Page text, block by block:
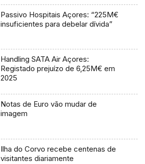
Passivo Hospitais Açores: “225M€
insuficientes para debelar dívida”
Handling SATA Air Açores:
Registado prejuízo de 6,25M€ em
2025
Notas de Euro vão mudar de
imagem
Ilha do Corvo recebe centenas de
visitantes diariamente